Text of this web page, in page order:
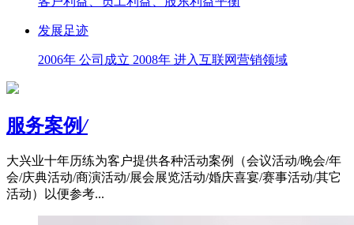
发展足迹
2006年 公司成立 2008年 进入互联网营销领域
服务案例/
大兴业十年历练为客户提供各种活动案例（会议活动/晚会/年
会/庆典活动/商演活动/展会展览活动/婚庆喜宴/赛事活动/其它
活动）以便参考...